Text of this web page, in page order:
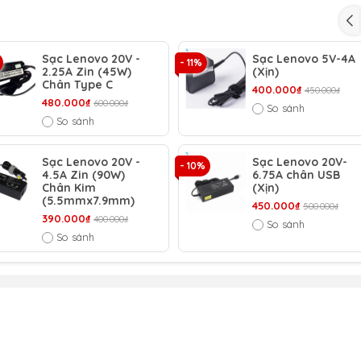
dài hạn 9 tháng.1 đổi 1 ngay lập tức trong 9 tháng
đơn hàng từ 1 triệu trở lên trong bán kính 3km.
hàng chất lượng cao. Với tiêu chí chất lượng là
hàng kém chất lượng, gây ảnh hưởng đến
– Điểm 10 cho sự tin cậy
tác động vật lý bên ngoài vào
Sạc Lenovo 20V -
2.25A Zin (45W)
Chân Type C
480.000₫ 600.000₫
So sánh
- 11%
Sạc Lenovo 5V-4A
(Xịn)
400.000₫ 450.000₫
So sánh
Sạc Lenovo 20V -
4.5A Zin (90W)
Chân Kim
(5.5mmx7.9mm)
390.000₫ 400.000₫
So sánh
- 10%
Sạc Lenovo 20V-
6.75A chân USB
(Xịn)
450.000₫ 500.000₫
So sánh